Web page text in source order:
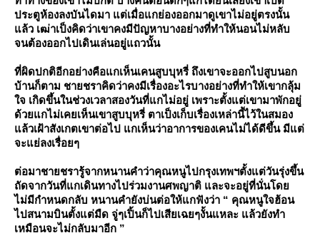
ประตูห้องลงบันไดมา แต่เมื่อแกย่องออกมาดูเขาไม่อยู่ตรงนั้น
ล้ว เฒ่าเป็งคิดว่าเขาคงมีปัญหาบางอย่างที่ทำให้นอนไม่หลับ
จนต้องออกไปเดินเล่นอยู่แถวนั้น
ที่ผิดปกติอีกอย่างคือแกเห็นเคนสูบบุหรี่ ถึงเขาจะออกไปสูบนอก
บ้านก็ตาม ชายชราคิดว่าคงมีเรื่องอะไรบางอย่างที่ทำให้เขากลุ้ม
จ เกิดขึ้นในช่วงเวลาสองวันที่แกไม่อยู่ เพราะตั้งแต่เขามาพักอยู่
ด้วยแกไม่เคยเห็นเขาสูบบุหรี่ ตาเป็งเก็บเรื่องเหล่านี้ไว้ในสมอง
ล้วเฝ้าสังเกตเขาต่อไป แกเห็นว่าอาการของเคนไม่ได้ดีขึ้น มีแต่
จะแย่ลงเรื่อยๆ
ต่อมาชายชรารู้จากหนานคำว่าคุณหนูไปกรุงเทพฯตั้งแต่วันรุ่งขึ้น
ถัดจากวันที่แกเดินทางไปร่วมงานศพญาติ และจะอยู่ที่นั่นโด
ไม่มีกำหนดกลับ หนานคำยังบ่นต่อให้แกฟังว่า “ คุณหนูใจฮ้อน
ไปสนามบินตั้งแต่มืด จู่ๆเปิ้นก็ไปเสียเฉยๆงั้นแหละ แล้วยังทำ
เหมือนจะไม่กลับมาอีก ”